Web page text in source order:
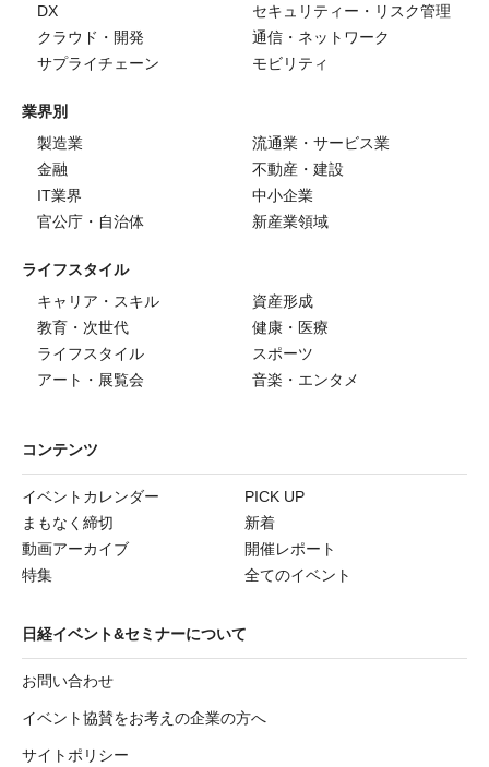
DX
セキュリティー・リスク管理
クラウド・開発
通信・ネットワーク
サプライチェーン
モビリティ
業界別
製造業
流通業・サービス業
金融
不動産・建設
IT業界
中小企業
官公庁・自治体
新産業領域
ライフスタイル
キャリア・スキル
資産形成
教育・次世代
健康・医療
ライフスタイル
スポーツ
アート・展覧会
音楽・エンタメ
コンテンツ
イベントカレンダー
PICK UP
まもなく締切
新着
動画アーカイブ
開催レポート
特集
全てのイベント
日経イベント&セミナーについて
お問い合わせ
イベント協賛をお考えの企業の方へ
サイトポリシー